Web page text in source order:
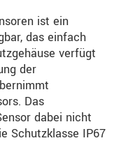
ist ein
das einfach
verfügt
der
Das
dabei nicht
Schutzklasse IP67